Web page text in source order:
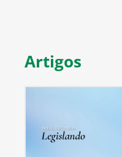
Artigos